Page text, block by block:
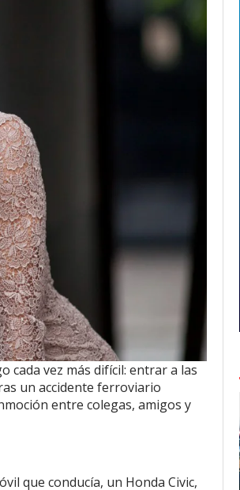
cada vez más difícil: entrar a las
un accidente ferroviario
entre colegas, amigos y
que conducía, un Honda Civic,